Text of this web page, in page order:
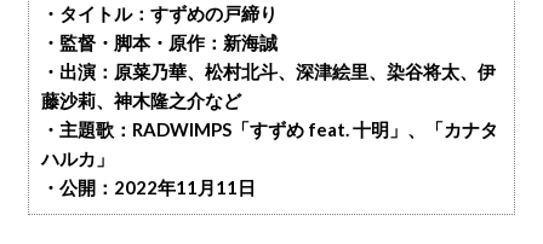
・タイトル：すずめの戸締り
・監督・脚本・原作：新海誠
・出演：原菜乃華、松村北斗、深津絵里、染谷将太、伊
藤沙莉、神木隆之介など
・主題歌：RADWIMPS「すずめ feat. 十明」、「カナタ
ハルカ」
・公開：2022年11月11日